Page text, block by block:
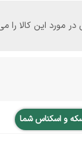
در مورد این کالا
و اسکناس شما